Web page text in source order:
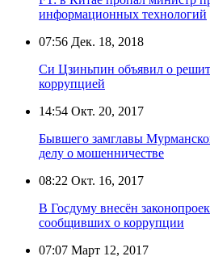
информационных технологий
07:56 Дек. 18, 2018
Си Цзиньпин объявил о
коррупцией
14:54 Окт. 20, 2017
Бывшего замглавы
делу о мошенничестве
08:22 Окт. 16, 2017
В Госдуму внесён
сообщивших о коррупции
07:07 Март 12, 2017